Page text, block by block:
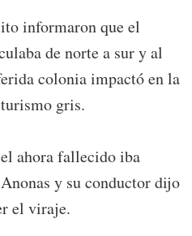
informaron que el
de norte a sur y al
colonia impactó en la
gris.
ahora fallecido iba
y su conductor dijo
el viraje.